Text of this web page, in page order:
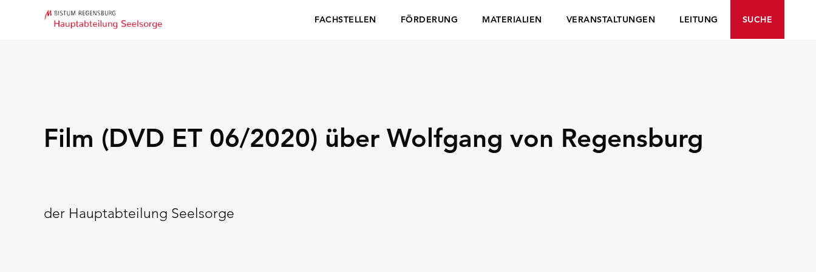
FACHSTELLEN FÖRDERUNG MATERIALIEN VERANSTALTUNGEN LEITUNG SUCHE
Film (DVD ET 06/2020) über Wolfgang von Regensburg
der Hauptabteilung Seelsorge